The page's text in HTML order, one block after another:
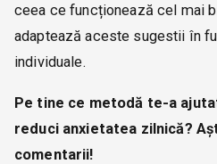
ceea ce funcționează cel mai
adaptează aceste sugestii în
individuale.
Pe tine ce metodă te-a
reduci anxietatea zilnică?
comentarii!